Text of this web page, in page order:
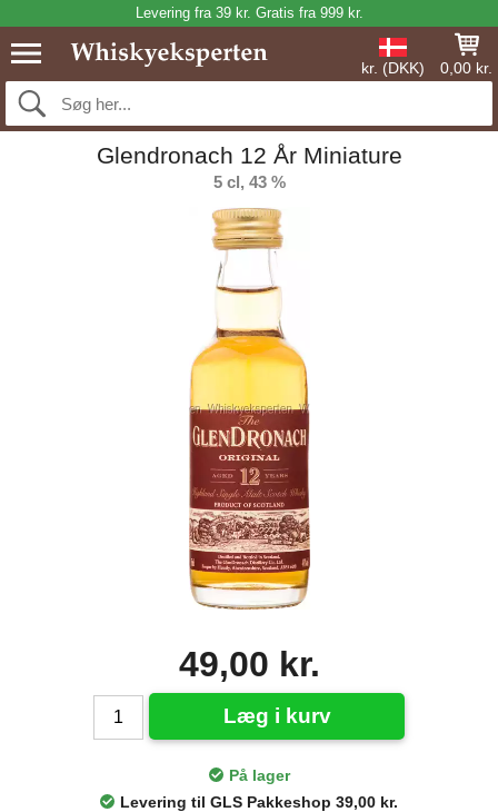
Levering fra 39 kr. Gratis fra 999 kr.
kr. (DKK) 0,00 kr.
Glendronach 12 År Miniature
5 cl, 43 %
49,00 kr.
Læg i kurv
På lager
Levering til GLS Pakkeshop 39,00 kr.